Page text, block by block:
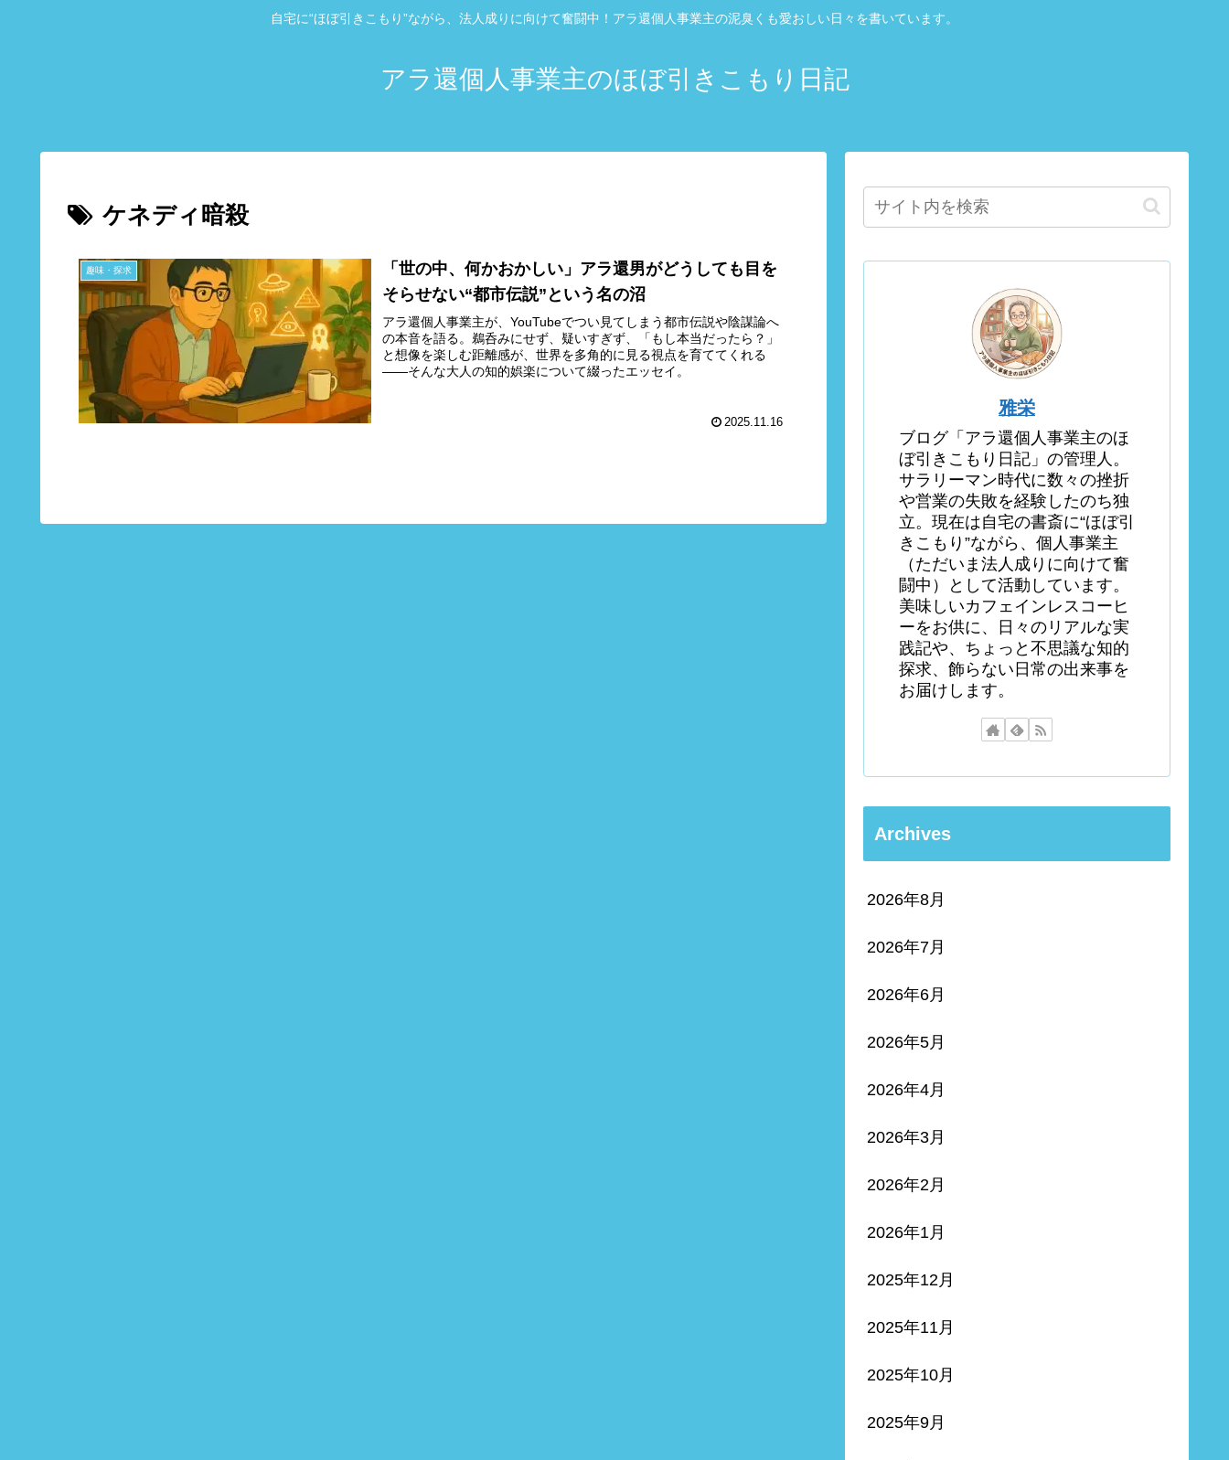
自宅に“ほぼ引きこもり”ながら、法人成りに向けて奮闘中！アラ還個人事業主の泥臭くも愛おしい日々を書いています。
アラ還個人事業主のほぼ引きこもり日記
ケネディ暗殺
趣味・探求
「世の中、何かおかしい」アラ還男がどうしても目を
そらせない“都市伝説”という名の沼
アラ還個人事業主が、YouTubeでつい見てしまう都市伝説や陰謀論へ
の本音を語る。鵜呑みにせず、疑いすぎず、「もし本当だったら？」
と想像を楽しむ距離感が、世界を多角的に見る視点を育ててくれる
――そんな大人の知的娯楽について綴ったエッセイ。
2025.11.16
雅栄
ブログ「アラ還個人事業主のほ
ぼ引きこもり日記」の管理人。
サラリーマン時代に数々の挫折
や営業の失敗を経験したのち独
立。現在は自宅の書斎に“ほぼ引
きこもり”ながら、個人事業主
（ただいま法人成りに向けて奮
闘中）として活動しています。
美味しいカフェインレスコーヒ
ーをお供に、日々のリアルな実
践記や、ちょっと不思議な知的
探求、飾らない日常の出来事を
お届けします。
Archives
2026年8月
2026年7月
2026年6月
2026年5月
2026年4月
2026年3月
2026年2月
2026年1月
2025年12月
2025年11月
2025年10月
2025年9月